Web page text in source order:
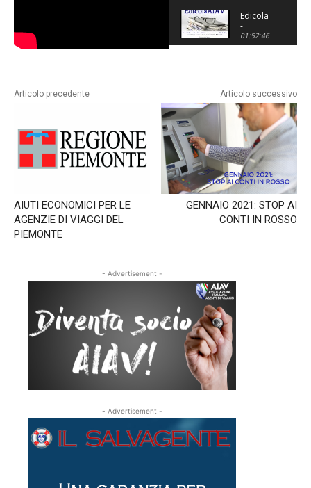
UE tra
passaporti,
visti
consolari
EdicolaAIAV
-
Trasporto
aereo:
difese?
-
Puntata
del
08/11/2023
01:52:46
Articolo precedente
AIUTI ECONOMICI PER LE
AGENZIE DI VIAGGI DEL
PIEMONTE
Articolo successivo
GENNAIO 2021: STOP AI
CONTI IN ROSSO
- Advertisement -
- Advertisement -